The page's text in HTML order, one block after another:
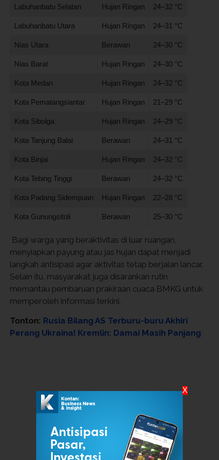
Labuhanbatu Selatan Hujan Ringan 24–32 °C
Labuhanbatu Utara Hujan Ringan 24–31 °C
Nias Utara Berawan 24–30 °C
Nias Barat Hujan Ringan 24–30 °C
Kota Medan Hujan Ringan 24–32 °C
Kota Pematangsiantar Hujan Ringan 21–29 °C
Kota Sibolga Hujan Ringan 24–29 °C
Kota Tanjung Balai Berawan 24–31 °C
Kota Binjai Hujan Ringan 24–32 °C
Kota Tebing Tinggi Berawan 24–32 °C
Kota Padang Sidempuan Hujan Ringan 22–28 °C
Kota Gunungsitoli Berawan 25–30 °C
Bagi warga yang beraktivitas di luar ruangan,
menyiapkan payung atau jas hujan dapat menjadi
langkah antisipasi agar aktivitas tetap berjalan lancar.
Selain itu, masyarakat juga disarankan rutin
memantau pembaruan prakiraan cuaca BMKG untuk
memperoleh informasi terkini.
Tonton: Rusia Bilang AS Terburu-buru Akhiri
Perang Ukraina! Kremlin: Damai Masih Panjang
X